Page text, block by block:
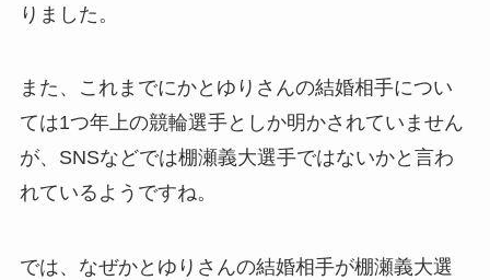
りました。
また、これまでにかとゆりさんの結婚相手につい
ては1つ年上の競輪選手としか明かされていません
が、SNSなどでは棚瀬義大選手ではないかと言わ
れているようですね。
では、なぜかとゆりさんの結婚相手が棚瀬義大選